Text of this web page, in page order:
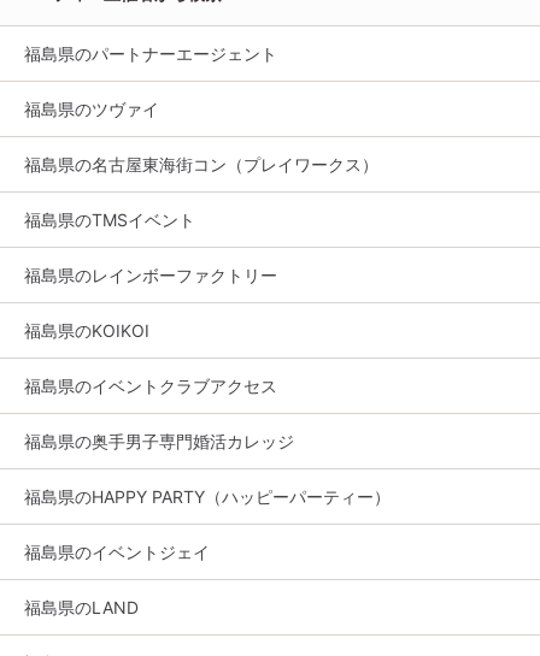
福島県のパートナーエージェント
福島県のツヴァイ
福島県の名古屋東海街コン（プレイワークス）
福島県のTMSイベント
福島県のレインボーファクトリー
福島県のKOIKOI
福島県のイベントクラブアクセス
福島県の奥手男子専門婚活カレッジ
福島県のHAPPY PARTY（ハッピーパーティー）
福島県のイベントジェイ
福島県のLAND